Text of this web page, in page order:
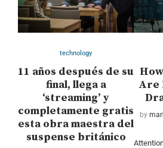
technology
11 años después de su
final, llega a
‘streaming’ y
completamente gratis
esta obra maestra del
suspense británico
Are
by